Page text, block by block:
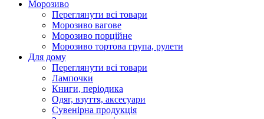
Морозиво
Переглянути всі товари
Морозиво вагове
Морозиво порційне
Морозиво тортова група, рулети
Для дому
Переглянути всі товари
Лампочки
Книги, періодика
Одяг, взуття, аксесуари
Сувенірна продукція